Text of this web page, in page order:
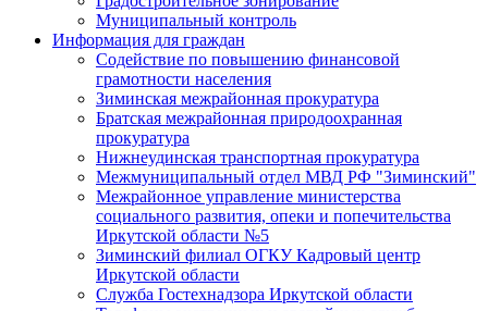
Муниципальный контроль
Информация для граждан
Содействие по повышению финансовой
грамотности населения
Зиминская межрайонная прокуратура
Братская межрайонная природоохранная
прокуратура
Нижнеудинская транспортная прокуратура
Межмуниципальный отдел МВД РФ "Зиминский"
Межрайонное управление министерства
социального развития, опеки и попечительства
Иркутской области №5
Зиминский филиал ОГКУ Кадровый центр
Иркутской области
Служба Гостехнадзора Иркутской области